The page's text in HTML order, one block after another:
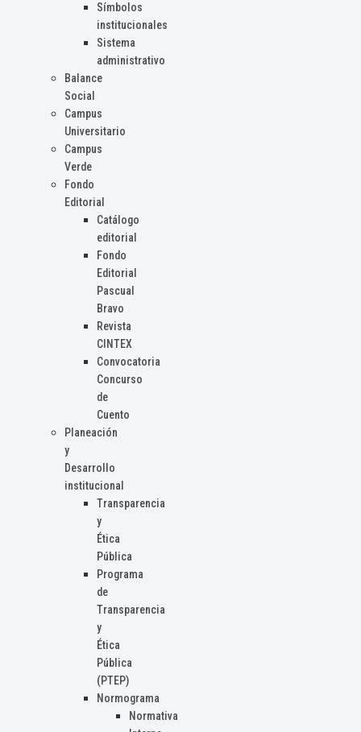
Símbolos
institucionales
Sistema
administrativo
Balance
Social
Campus
Universitario
Campus
Verde
Fondo
Editorial
Catálogo
editorial
Fondo
Editorial
Pascual
Bravo
Revista
CINTEX
Convocatoria
Concurso
de
Cuento
Planeación
y
Desarrollo
institucional
Transparencia
y
Ética
Pública
Programa
de
Transparencia
y
Ética
Pública
(PTEP)
Normograma
Normativa